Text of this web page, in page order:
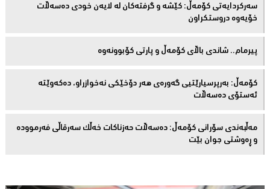
سەركردایەتی كۆمەڵ: كێشە و گرفتەكان لە لایەن خودی دەسەڵات
خۆیەوە دروستكراون
پیرمام.. شاندی باڵای كۆمه‌ڵ و پارتی كۆبوونه‌وه‌
كۆمەڵ: بەرپرسیارێتیی گەورەی هەر دۆخێکی نەخوازراو، دەكەوێتە
ئەستۆی دەسەڵات
مەڵبەندى سۆرانى کۆمەڵ: دەسەڵات حەزناکات خەڵک سەرقاڵى فەرموودە
و ڕەوشتى جوان بێت